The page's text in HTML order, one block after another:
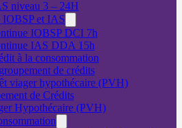
niveau 3 – 24H
IOBSP et IAS
IOBSP DCI 7h
IAS DDA 15h
à la consommation
de crédits
viager hypothécaire (PVH)
de Crédits
Hypothécaire (PVH)